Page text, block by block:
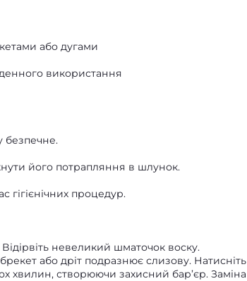
або дугами
використання
безпечне.
його потрапляння в шлунок.
гігієнічних процедур.
невеликий шматочок воску.
або дріт подразнює слизову. Натисніть
хвилин, створюючи захисний бар’єр. Заміна